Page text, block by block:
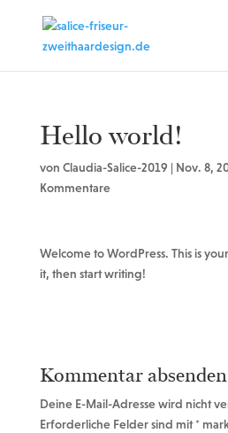
Hello world!
von Claudia-Salice-2019 | Nov. 8,
Kommentare
Welcome to WordPress. This is
it, then start writing!
Kommentar absenden
Deine E-Mail-Adresse wird nicht
Erforderliche Felder sind mit*